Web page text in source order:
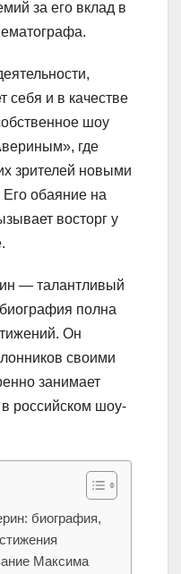
за его вклад в
себя и в качестве
шоу
где
зрителей новыми
обаяние на
восторг у
— талантливый
полна
Он
своими
занимает
российском шоу-
биография,
Максима